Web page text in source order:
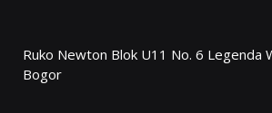
Ruko Newton Blok U11 No. 6 Legenda
Bogor